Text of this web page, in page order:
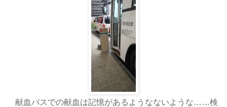
献血バスでの献血は記憶があるようなないような……検